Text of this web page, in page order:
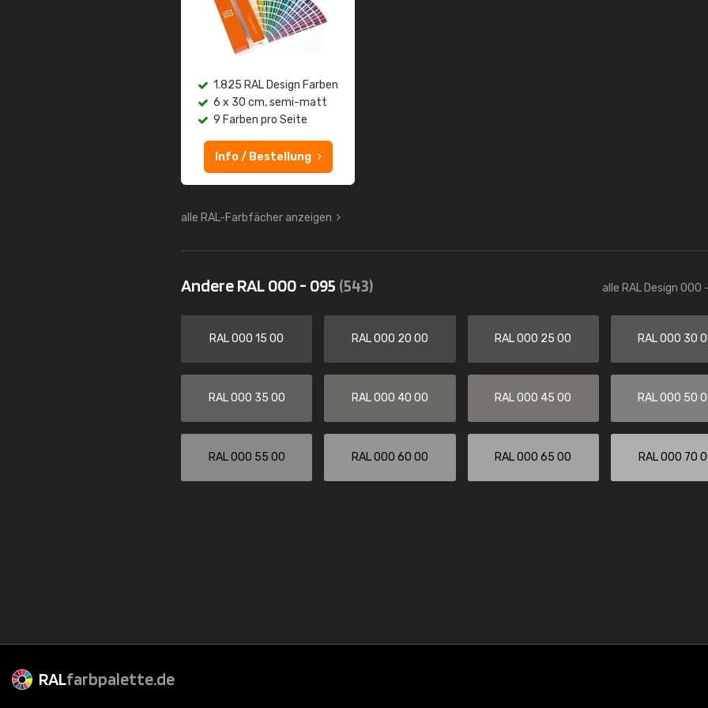
1.825 RAL Design Farben
6 x 30 cm, semi-matt
9 Farben pro Seite
Info / Bestellung
alle RAL-Farbfächer anzeigen
Andere RAL 000 - 095 (543) alle RAL Design 000
RAL 000 15 00 RAL 000 20 00 RAL 000 25 00 RAL 000 30
RAL 000 35 00 RAL 000 40 00 RAL 000 45 00 RAL 000 50
RAL 000 55 00 RAL 000 60 00 RAL 000 65 00 RAL 000 70
RALfarbpalette.de